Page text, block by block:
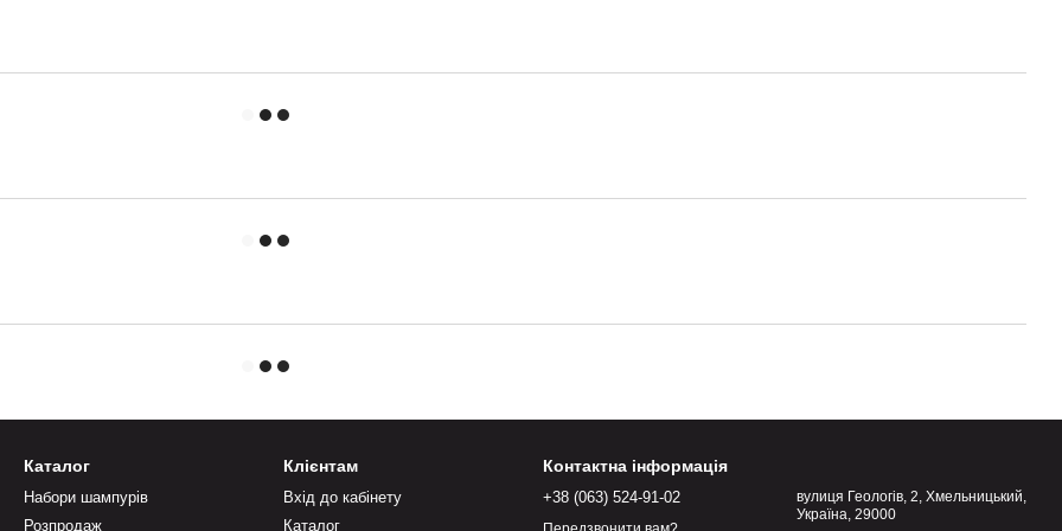
Каталог
Набори шампурів
Розпродаж
Клієнтам
Вхід до кабінету
Каталог
Контактна інформація
+38 (063) 524-91-02
вулиця Геологів, 2, Хмельницький,
Україна, 29000